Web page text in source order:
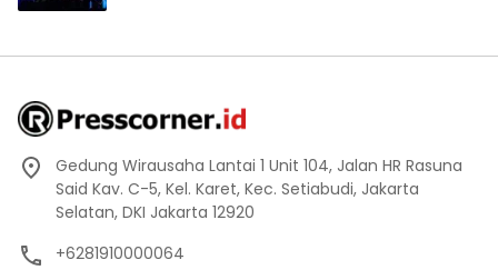
Gedung Wirausaha Lantai 1 Unit 104, Jalan HR Rasuna
Said Kav. C-5, Kel. Karet, Kec. Setiabudi, Jakarta
Selatan, DKI Jakarta 12920
+6281910000064